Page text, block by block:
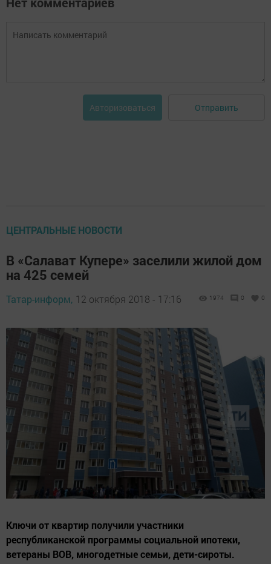
Авторизоваться Отправить
ЦЕНТРАЛЬНЫЕ НОВОСТИ
В «Салават Купере» заселили жилой дом
на 425 семей
Татар-информ, 12 октября 2018 - 17:16 1974 0 0
Ключи от квартир получили участники
республиканской программы социальной ипотеки,
ветераны ВОВ, многодетные семьи, дети-сироты.